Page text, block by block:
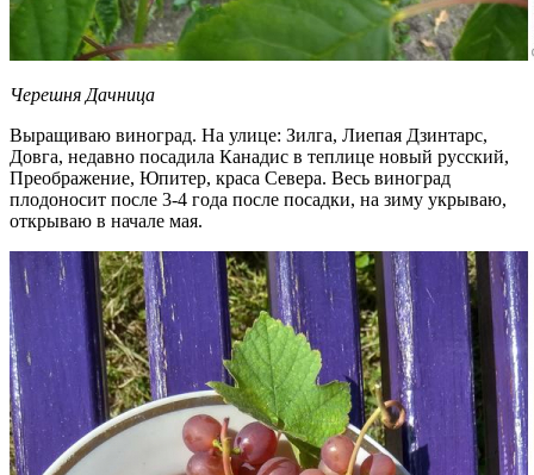
Черешня Дачница
Выращиваю виноград. На улице: Зилга, Лиепая Дзинтарс,
Довга, недавно посадила Канадис в теплице новый русский,
Преображение, Юпитер, краса Севера. Весь виноград
плодоносит после 3-4 года после посадки, на зиму укрываю,
открываю в начале мая.